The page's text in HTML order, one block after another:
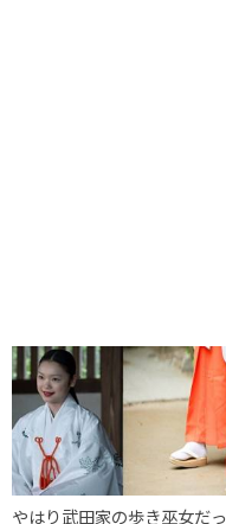
やはり武田家の歩き巫女だっ